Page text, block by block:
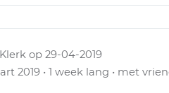
op 29-04-2019
2019 • 1 week lang • met